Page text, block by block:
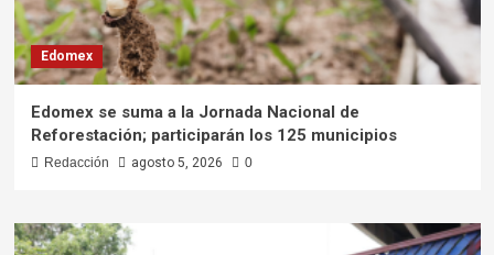
Edomex
Edomex se suma a la Jornada Nacional de
Reforestación; participarán los 125 municipios
Redacción agosto 5, 2026 0